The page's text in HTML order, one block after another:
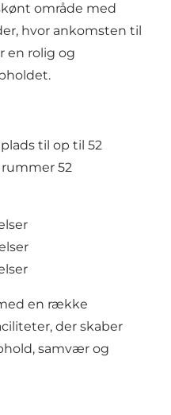
område med
hvor ankomsten til
en rolig og
til op til 52
52
en række
der skaber
samvær og